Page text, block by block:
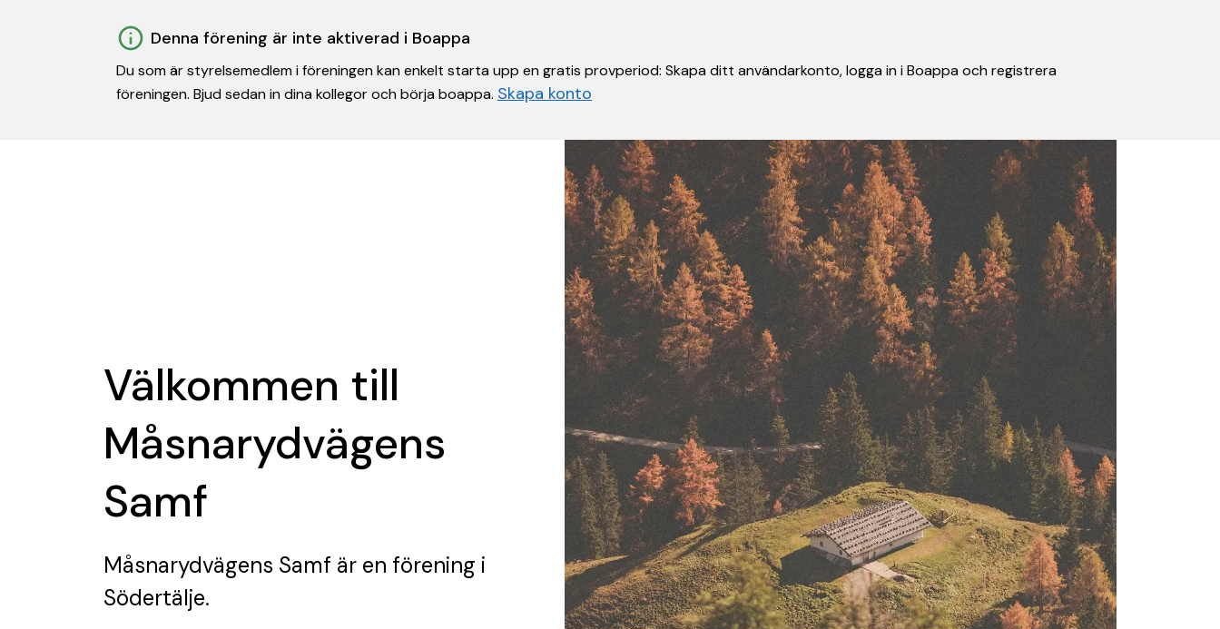
Denna förening är inte aktiverad i Boappa
Du som är styrelsemedlem i föreningen kan enkelt starta upp en gratis provperiod: Skapa ditt användarkonto, logga in i Boappa och registrera
föreningen. Bjud sedan in dina kollegor och börja boappa. Skapa konto
Välkommen till
Måsnarydvägens
Samf
Måsnarydvägens Samf är en förening i
Södertälje.